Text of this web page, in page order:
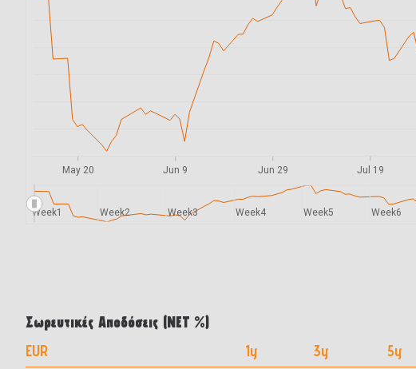
May 20 Jun 9 Jun 29 Jul 19
Week1 Week2 Week3 Week4 Week5 Week6
Σωρευτικές Αποδόσεις (ΝΕΤ %)
EUR
1y 3y
5y